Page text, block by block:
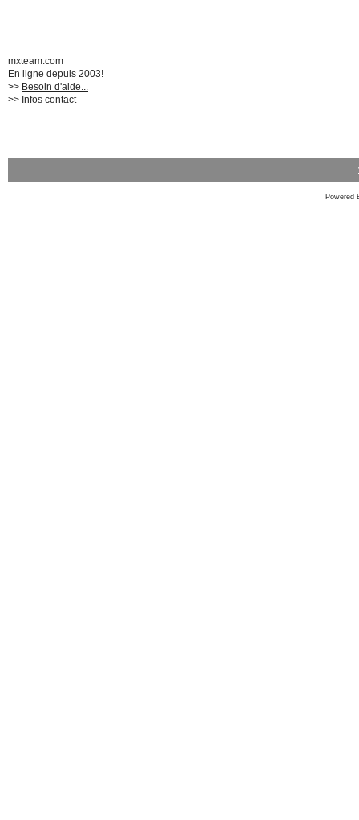
mxteam.com
En ligne depuis 2003!
>> Besoin d'aide...
>> Infos contact
Powered